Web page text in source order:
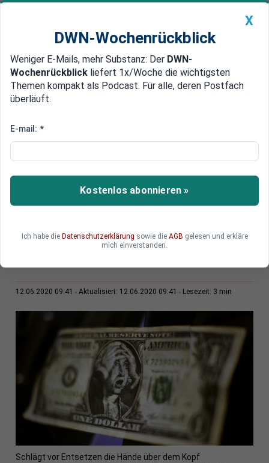
Newsticker MEIN DWN: Geldanlage Premium
Edelmetalle DWN-Magazin China
Yale-Ökonom warnt Amerika:
Die Ära des Dollars als primäre Reserve-Währung
geht zu Ende, sagt der Ökonom Stephen Roach
von der Elite-Universität Yale.
12.06.2020 09:41 Aktualisiert: 12.06.2020 09:41 Lesezeit: 3 min
Schlägt vor Entsetzen die Hände über dem Kopf
X
DWN-Wochenrückblick
Weniger E-Mails, mehr Substanz: Der DWN-
Wochenrückblick liefert 1x/Woche die wichtigsten
Themen kompakt als Podcast. Für alle, deren Postfach
überläuft.
E-mail: *
Kostenlos abonnieren »
Ich habe die Datenschutzerklärung sowie die AGB gelesen und erkläre
mich einverstanden.